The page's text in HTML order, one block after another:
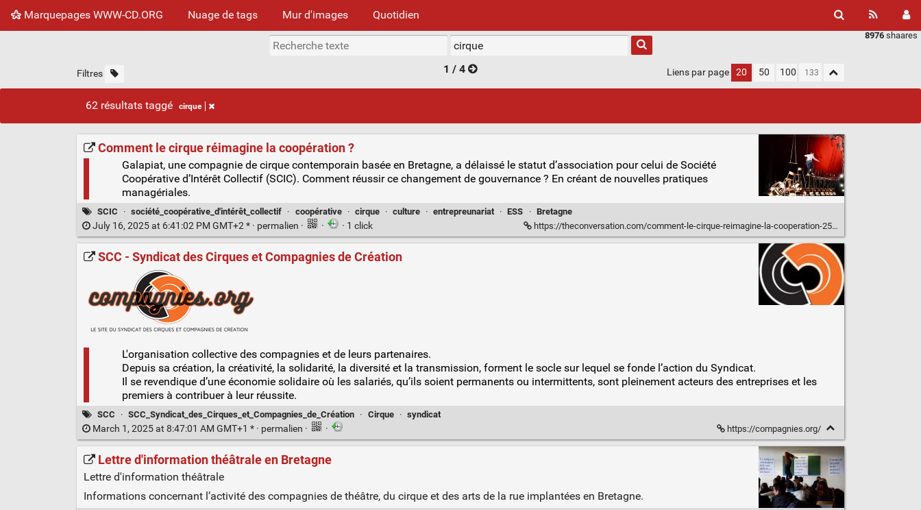
Marquepages WWW-CD.ORG Nuage de tags Mur d'images Quotidien
8976 shaares
Filtres 1 / 4 Liens par page 20 50 100
62 résultats taggé cirque
Comment le cirque réimagine la coopération ?
Galapiat, une compagnie de cirque contemporain basée en Bretagne, a délaissé le statut d’association pour celui de Société
Coopérative d’Intérêt Collectif (SCIC). Comment réussir ce changement de gouvernance ? En créant de nouvelles pratiques
managériales.
SCIC · société_coopérative_d'intérêt_collectif · coopérative · cirque · culture · entrepreunariat · ESS · Bretagne
July 16, 2025 at 6:41:02 PM GMT+2 * · permalien · · · 1 click https://theconversation.com/comment-le-cirque-reimagine-la-cooperation-258421
SCC - Syndicat des Cirques et Compagnies de Création
L'organisation collective des compagnies et de leurs partenaires.
Depuis sa création, la créativité, la solidarité, la diversité et la transmission, forment le socle sur lequel se fonde l’action du Syndicat.
Il se revendique d’une économie solidaire où les salariés, qu’ils soient permanents ou intermittents, sont pleinement acteurs des entreprises et les
premiers à contribuer à leur réussite.
SCC · SCC_Syndicat_des_Cirques_et_Compagnies_de_Création · Cirque · syndicat
March 1, 2025 at 8:47:01 AM GMT+1 * · permalien · · https://compagnies.org/
Lettre d'information théâtrale en Bretagne
Lettre d'information théâtrale
Informations concernant l’activité des compagnies de théâtre, du cirque et des arts de la rue implantées en Bretagne.